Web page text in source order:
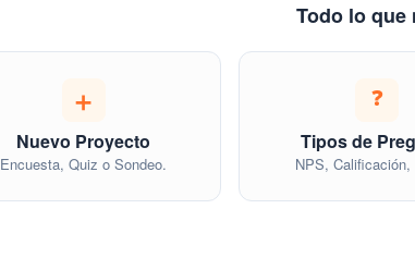
Todo lo
➕
Nuevo Proyecto
Encuesta, Quiz o Sondeo.
❓
Tipos de
NPS, Calificación,